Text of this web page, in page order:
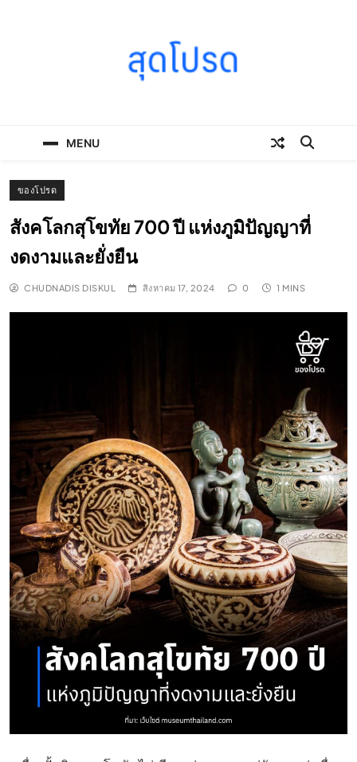
MENU
ของโปรด
สังคโลกสุโขทัย 700 ปี แห่งภูมิปัญญาที่
งดงามและยั่งยืน
CHUDNADIS DISKUL สิงหาคม 17, 2024 0 1 MINS